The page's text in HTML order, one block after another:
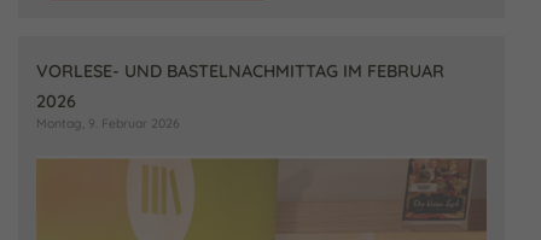
VORLESE- UND BASTELNACHMITTAG IM FEBRUAR
2026
Montag, 9. Februar 2026